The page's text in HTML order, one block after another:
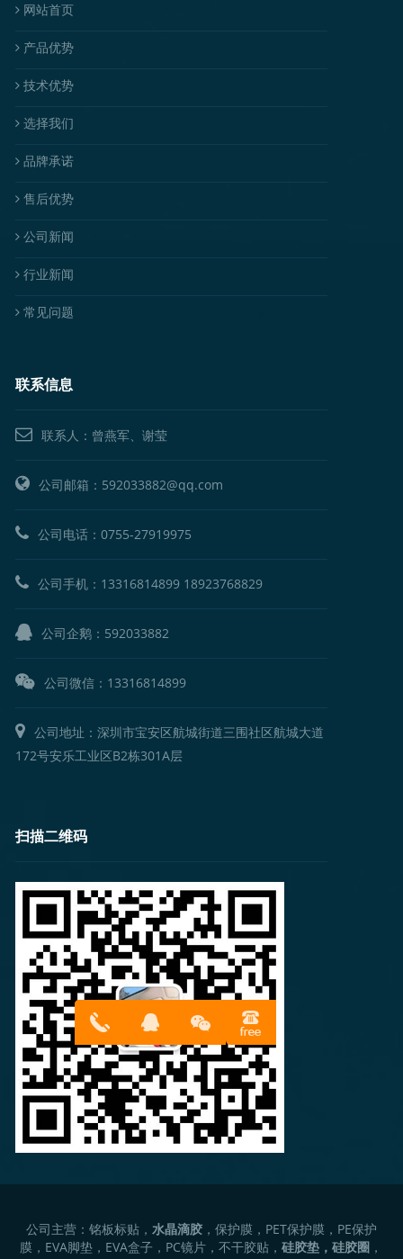
网站首页
产品优势
技术优势
选择我们
品牌承诺
售后优势
公司新闻
行业新闻
常见问题
联系信息
联系人：曾燕军、谢莹
公司邮箱：592033882@qq.com
公司电话：0755-27919975
公司手机： 13316814899 18923768829
公司企鹅： 592033882
公司微信：13316814899
公司地址：深圳市宝安区航城街道三围社区航城大道
172号安乐工业区B2栋301A层
扫描二维码
公司主营：铭板标贴， 水晶滴胶，保护膜，PET保护膜，PE保护
膜，EVA脚垫，EVA盒子，PC镜片，不干胶贴，硅胶垫，硅胶圈 ，
13316814
899
在线客服